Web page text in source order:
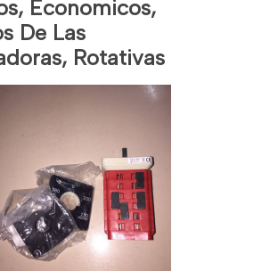
Economicos,
De Las
Rotativas